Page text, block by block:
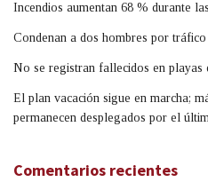
Incendios aumentan 68 % durante
Condenan a dos hombres por
No se registran fallecidos en playas
El plan vacación sigue en marcha;
permanecen desplegados por el
Comentarios recientes